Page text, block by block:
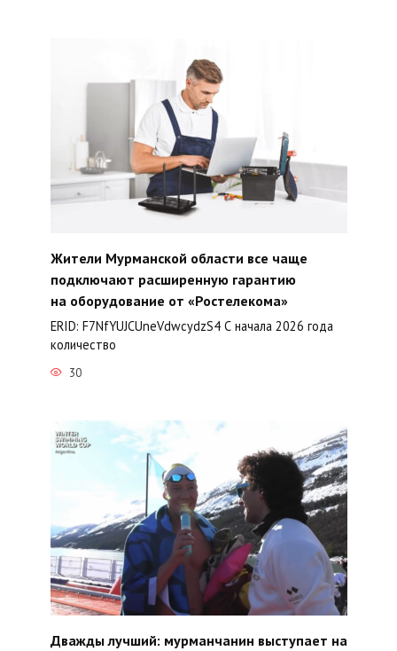
Жители Мурманской области все чаще
подключают расширенную гарантию
на оборудование от «Ростелекома»
ERID: F7NfYUJCUneVdwcydzS4 С начала 2026 года
количество
30
Дважды лучший: мурманчанин выступает на